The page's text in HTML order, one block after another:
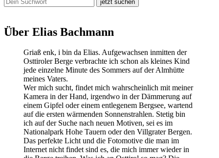
jetzt suchen
Über Elias Bachmann
Griaß enk, i bin da Elias. Aufgewachsen inmitten der
Osttiroler Berge verbrachte ich schon als kleines Kind
jede einzelne Minute des Sommers auf der Almhütte
meines Vaters.
Wer mich sucht, findet mich wahrscheinlich mit meiner
Kamera in der Hand, irgendwo in der Dämmerung auf
einem Gipfel oder einem entlegenem Bergsee, wartend
auf die ersten wärmenden Sonnenstrahlen. Stetig bin
ich auf der Suche nach neuen Motiven, sei es im
Nationalpark Hohe Tauern oder den Villgrater Bergen.
Das perfekte Licht und die Fotomotive die man im
Internet nicht findet sind es, die mich immer wieder in